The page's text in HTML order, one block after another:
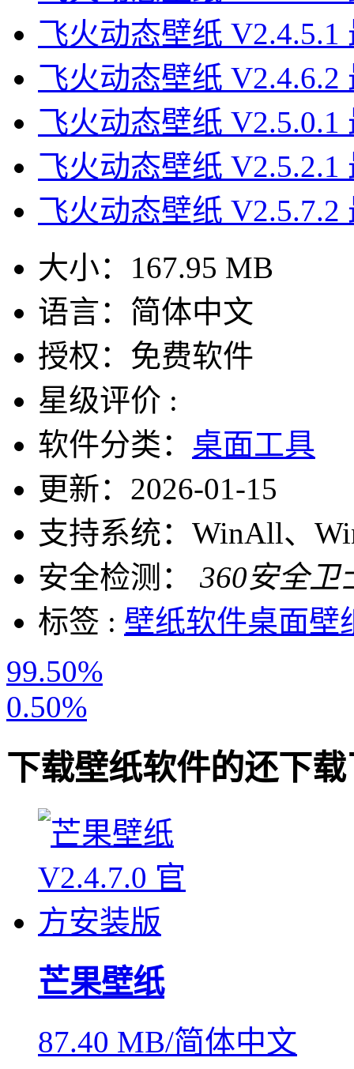
飞火动态壁纸 V2.4.5.1
飞火动态壁纸 V2.4.6.2
飞火动态壁纸 V2.5.0.1
飞火动态壁纸 V2.5.2.1
飞火动态壁纸 V2.5.7.2
大小： 167.95 MB
语言： 简体中文
授权： 免费软件
星级评价 :
软件分类： 桌面工具
更新： 2026-01-15
支持系统： WinAll、
安全检测：
360安全卫
标签 : 壁纸软件桌面壁
99.50%
0.50%
下载壁纸软件的还下
芒果壁纸
87.40 MB/简体中文